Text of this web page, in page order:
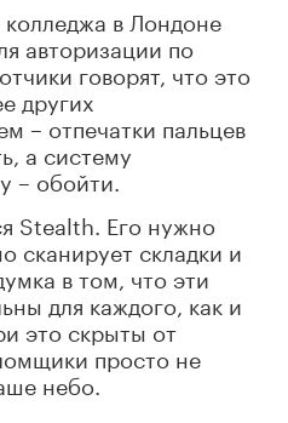
в Лондоне
авторизации по
говорят, что это
других
– отпечатки пальцев
а систему
– обойти.
Stealth. Его нужно
сканирует складки и
в том, что эти
для каждого, как и
это скрыты от
просто не
небо.